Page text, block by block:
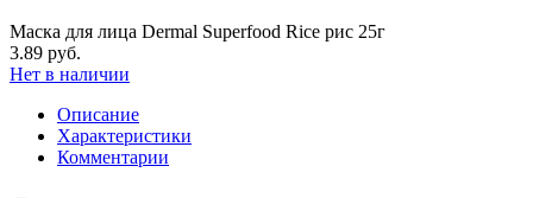
Маска для лица Dermal Superfood Rice рис 25г
3.89 руб.
Нет в наличии
Описание
Характеристики
Комментарии